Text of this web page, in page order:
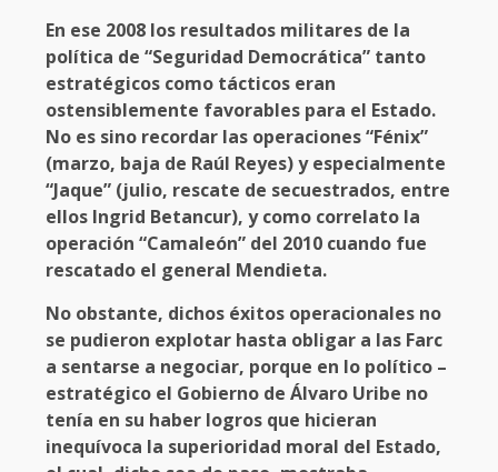
En ese 2008 los resultados militares de la
política de “Seguridad Democrática” tanto
estratégicos como tácticos eran
ostensiblemente favorables para el Estado.
No es sino recordar las operaciones “Fénix”
(marzo, baja de Raúl Reyes) y especialmente
“Jaque” (julio, rescate de secuestrados, entre
ellos Ingrid Betancur), y como correlato la
operación “Camaleón” del 2010 cuando fue
rescatado el general Mendieta.
No obstante, dichos éxitos operacionales no
se pudieron explotar hasta obligar a las Farc
a sentarse a negociar, porque en lo político –
estratégico el Gobierno de Álvaro Uribe no
tenía en su haber logros que hicieran
inequívoca la superioridad moral del Estado,